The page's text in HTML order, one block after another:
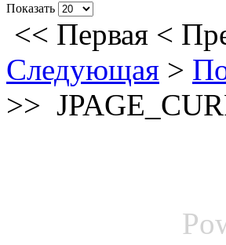
Показать
<< Первая <
Следующая >
>>